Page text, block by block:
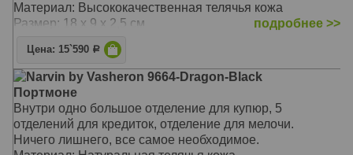
Материал: Высококачественная телячья кожа
Размер: 18 х 9 х 2,5 см
подробнее >>
Цена: 15`590 Р
Narvin by Vasheron 9664-Dragon-Black
Портмоне
Внутри одно большое отделение для купюр, 5
отделений для кредиток, отделение для мелочи.
Ничего лишнего, все самое необходимое.